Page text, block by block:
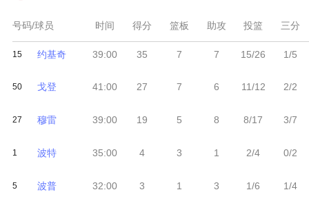
号码/球员
15 约基奇
50 戈登
27 穆雷
1 波特
5 波普
时间
39:00
41:00
39:00
35:00
32:00
得分
35
27
19
4
3
篮板
7
7
5
3
1
助攻
7
6
8
1
3
投篮
15/26
11/12
8/17
2/4
1/6
三分
1/5
2/2
3/7
0/2
1/4